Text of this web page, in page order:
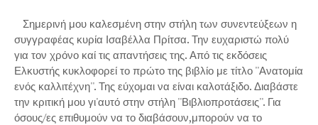
Σημερινή μου καλεσμένη στην στήλη των συνεντεύξεων η
συγγραφέας κυρία Ισαβέλλα Πρίτσα. Την ευχαριστώ πολύ
για τον χρόνο καί τις απαντήσεις της. Από τις εκδόσεις
Ελκυστής κυκλοφορεί το πρώτο της βιβλίο με τίτλο ''Ανατομία
ενός καλλιτέχνη''. Της εύχομαι να είναι καλοτάξιδο. Διαβάστε
την κριτική μου γι'αυτό στην στήλη ''Βιβλιοπροτάσεις''. Για
όσους/ες επιθυμούν να το διαβάσουν,μπορούν να το